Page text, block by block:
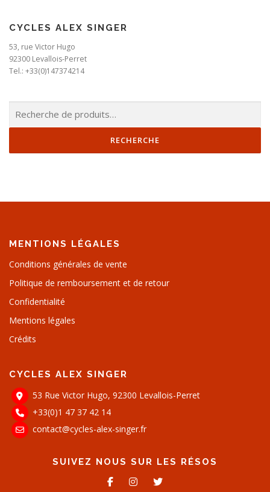
CYCLES ALEX SINGER
53, rue Victor Hugo
92300 Levallois-Perret
Tel.: +33(0)147374214
pour :
RECHERCHE
MENTIONS LÉGALES
Conditions générales de vente
Politique de remboursement et de retour
Confidentialité
Mentions légales
Crédits
CYCLES ALEX SINGER
53 Rue Victor Hugo, 92300 Levallois-Perret
+33(0)1 47 37 42 14
contact@cycles-alex-singer.fr
SUIVEZ NOUS SUR LES RÉSOS